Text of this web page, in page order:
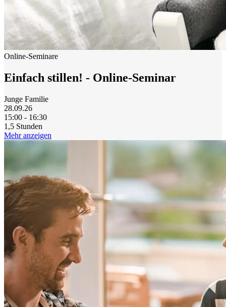
Online-Seminare
Einfach stillen! - Online-Seminar
Junge Familie
28.09.26
15:00 - 16:30
1,5 Stunden
Mehr anzeigen